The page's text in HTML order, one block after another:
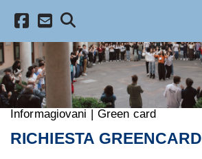
Informagiovani | Green card
RICHIESTA GREENCARD